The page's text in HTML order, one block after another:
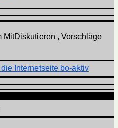
, Vorschläge